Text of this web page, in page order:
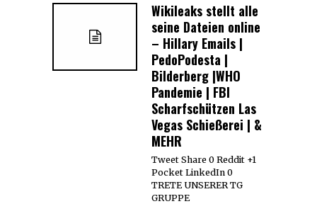
Wikileaks stellt alle
seine Dateien online
– Hillary Emails |
PedoPodesta |
Bilderberg |WHO
Pandemie | FBI
Scharfschützen Las
Vegas Schießerei | &
MEHR
Tweet Share 0 Reddit +1
Pocket LinkedIn 0
TRETE UNSERER TG
GRUPPE